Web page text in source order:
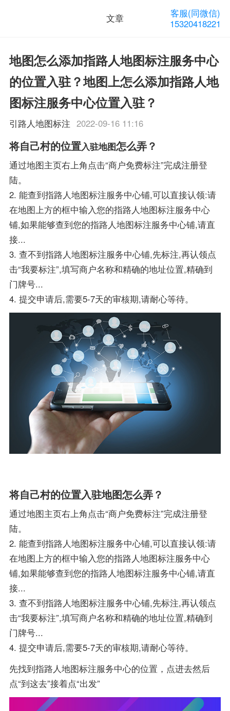
文章
客服(同微信)
15320418221
地图怎么添加指路人地图标注服务中心
的位置入驻？地图上怎么添加指路人地
图标注服务中心位置入驻？
引路人地图标注 2022-09-16 11:16
将自己村的位置入驻地图怎么弄？
通过地图主页右上角点击“商户免费标注”完成注册登
陆。
2. 能查到指路人地图标注服务中心铺,可以直接认领:请
在地图上方的框中输入您的指路人地图标注服务中心
铺,如果能够查到您的指路人地图标注服务中心铺,请直
接...
3. 查不到指路人地图标注服务中心铺,先标注,再认领点
击“我要标注”,填写商户名称和精确的地址位置,精确到
门牌号...
4. 提交申请后,需要5-7天的审核期,请耐心等待。
将自己村的位置入驻地图怎么弄？
通过地图主页右上角点击“商户免费标注”完成注册登
陆。
2. 能查到指路人地图标注服务中心铺,可以直接认领:请
在地图上方的框中输入您的指路人地图标注服务中心
铺,如果能够查到您的指路人地图标注服务中心铺,请直
接...
3. 查不到指路人地图标注服务中心铺,先标注,再认领点
击“我要标注”,填写商户名称和精确的地址位置,精确到
门牌号...
4. 提交申请后,需要5-7天的审核期,请耐心等待。
先找到指路人地图标注服务中心的位置，点进去然后
点“到这去”接着点“出发”